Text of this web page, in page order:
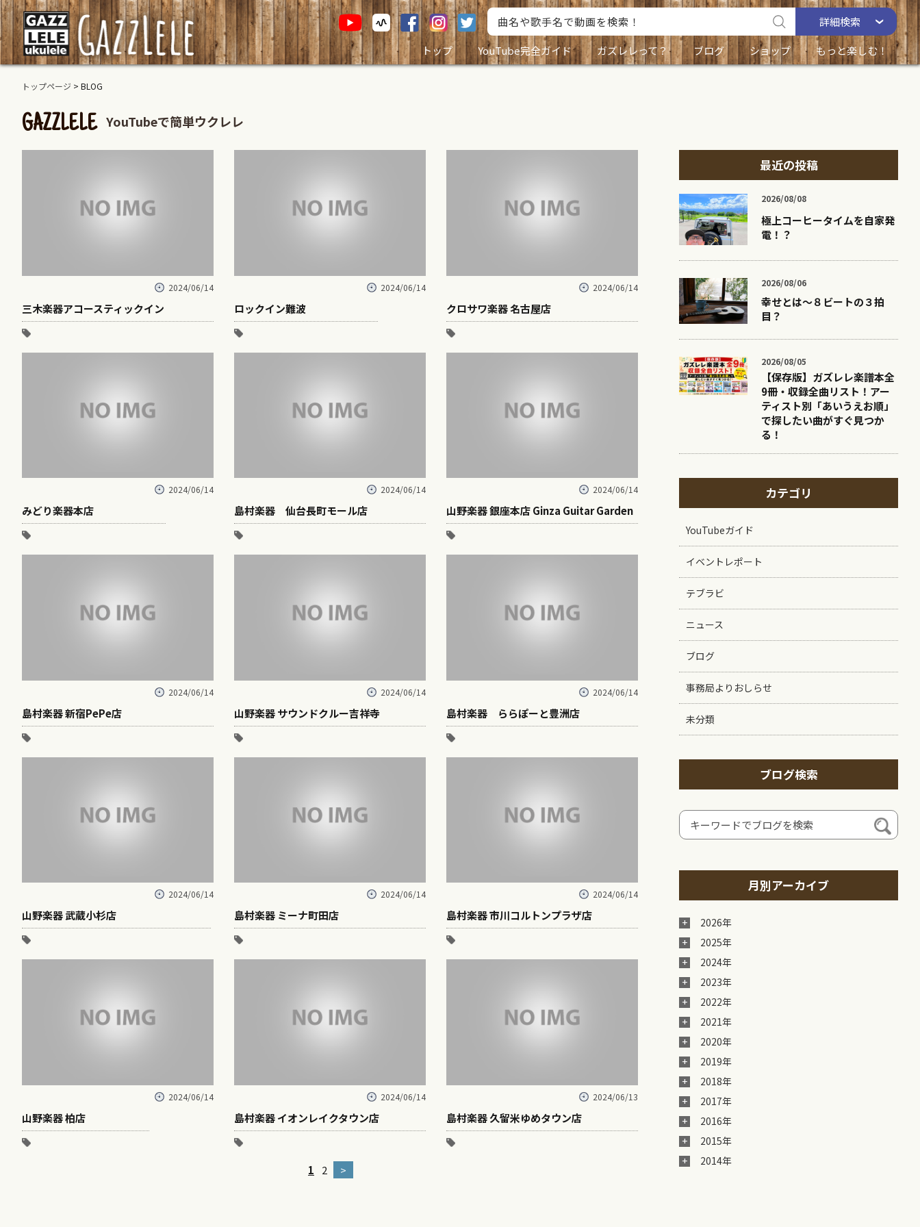
詳細検索
トップ
YouTube完全ガイド ガズレレって？ ブログ ショップ もっと楽しむ！
トップページ > BLOG
GAZZLELE YouTubeで簡単ウクレレ
2024/06/14
三木楽器アコースティックイン
2024/06/14
ロックイン難波
2024/06/14
クロサワ楽器 名古屋店
2024/06/14
みどり楽器本店
2024/06/14
島村楽器 仙台長町モール店
2024/06/14
山野楽器 銀座本店 Ginza Guitar Garden
2024/06/14
島村楽器 新宿PePe店
2024/06/14
山野楽器 サウンドクルー吉祥寺
2024/06/14
島村楽器 ららぽーと豊洲店
2024/06/14
山野楽器 武蔵小杉店
2024/06/14
島村楽器 ミーナ町田店
2024/06/14
島村楽器 市川コルトンプラザ店
2024/06/14
山野楽器 柏店
2024/06/14
島村楽器 イオンレイクタウン店
2024/06/13
島村楽器 久留米ゆめタウン店
1 2 >
最近の投稿
2026/08/08
極上コーヒータイムを自家発
電！？
2026/08/06
幸せとは〜８ビートの３拍
目？
2026/08/05
【保存版】ガズレレ楽譜本全
9冊・収録全曲リスト！アー
ティスト別「あいうえお順」
で探したい曲がすぐ見つか
る！
カテゴリ
YouTubeガイド
イベントレポート
テブラビ
ニュース
ブログ
事務局よりおしらせ
未分類
ブログ検索
月別アーカイブ
2026年
2025年
2024年
2023年
2022年
2021年
2020年
2019年
2018年
2017年
2016年
2015年
2014年